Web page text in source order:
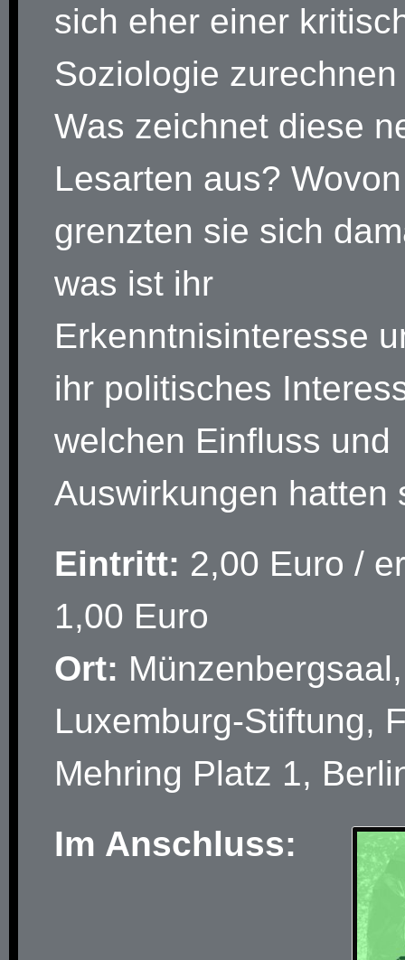
sich eher einer
Soziologie
Was zeichnet diese
Lesarten aus? Wovon
grenzten sie sich
was ist ihr
Erkenntnisinteresse
ihr politisches
welchen Einfluss und
Auswirkungen hatten
Eintritt: 2,00 Euro /
1,00 Euro
Ort:
Luxemburg-Stiftung,
Mehring Platz 1,
Im Anschluss: